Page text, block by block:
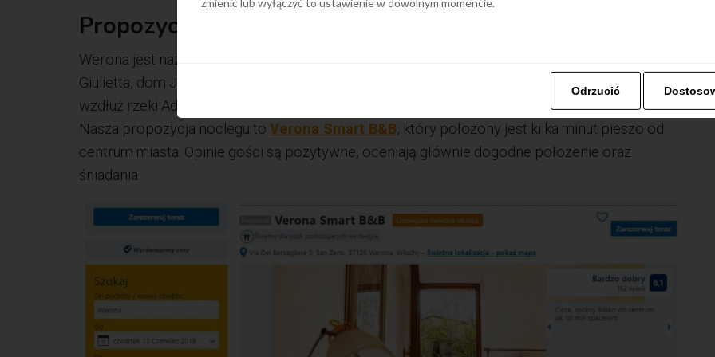
Propozycja noclegu w Weronie
Werona jest nazywana miastem miłości. Przyciąga zakochanych, którzy chcą zobaczyć Casa di
Giulietta, dom Julii, bohaterka szekspirowskiego dramatu “Romeo i Julia”. Przespaceruj się
wzdłuż rzeki Adige o zachodzie słońca i poczuj się naprawdę jak w mieście zakochanych.
Nasza propozycja noclegu toVerona Smart B&B, który położony jest kilka minut pieszo od
centrum miasta. Opinie gości są pozytywne, oceniają głównie dogodne położenie oraz
śniadania.
zmienić lub wyłączyć to ustawienie w dowolnym momencie.
Odrzucić